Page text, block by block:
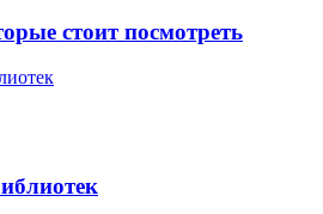
стоит посмотреть